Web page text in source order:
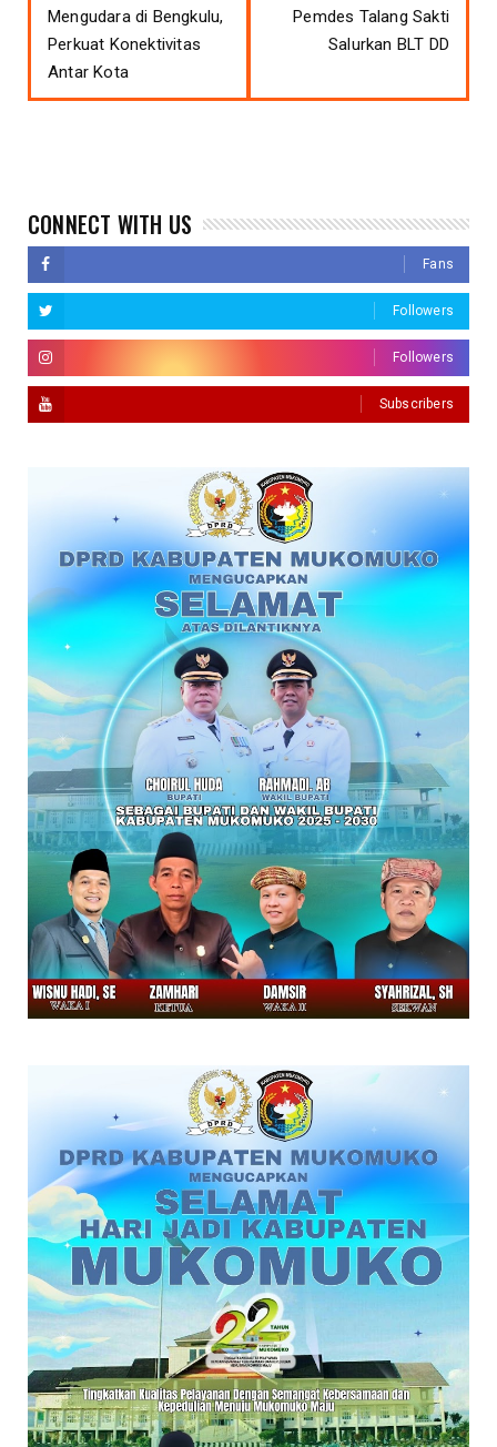
Mengudara di Bengkulu,
Perkuat Konektivitas
Antar Kota
Pemdes Talang Sakti
Salurkan BLT DD
CONNECT WITH US
Fans
Followers
Followers
Subscribers